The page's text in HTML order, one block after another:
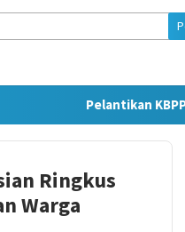
Pelantikan KBPP
Ringkus
Warga